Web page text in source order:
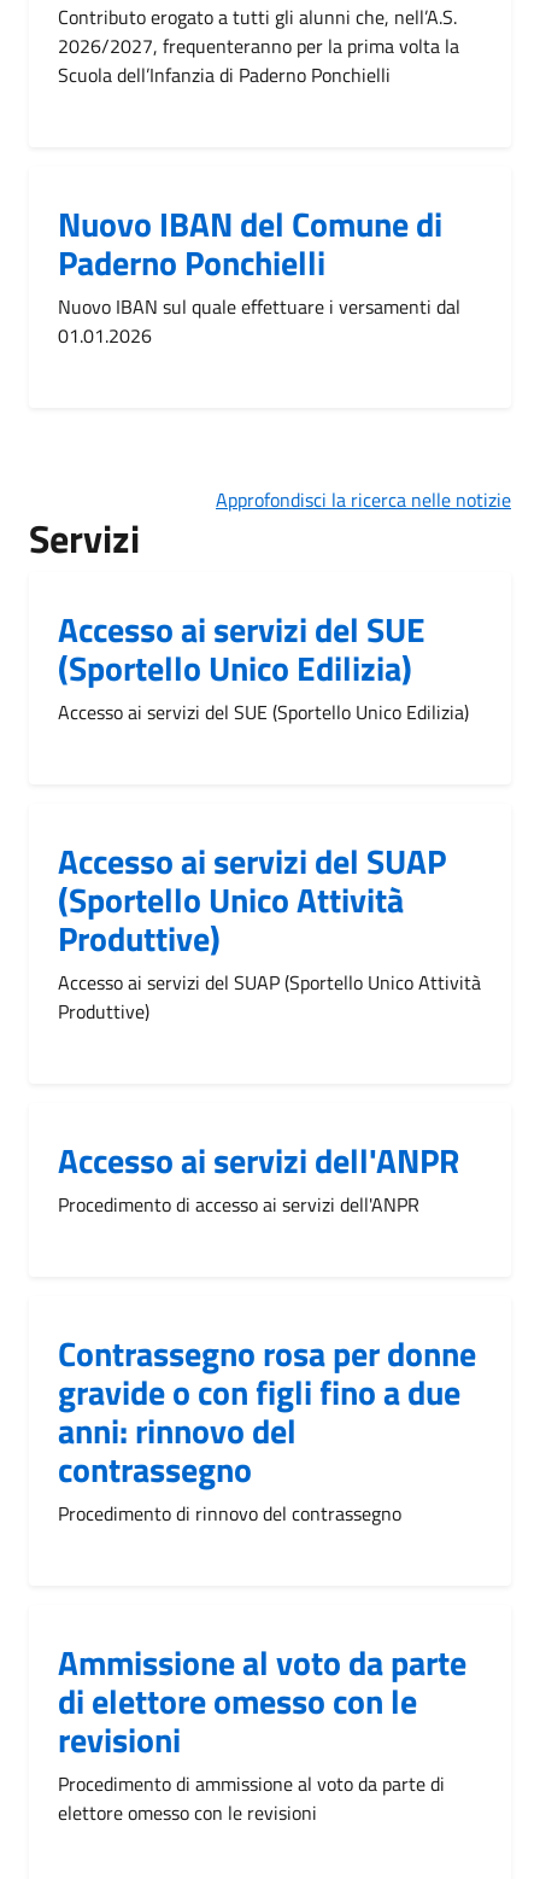
Contributo erogato a tutti gli alunni che, nell’A.S.
2026/2027, frequenteranno per la prima volta la
Scuola dell’Infanzia di Paderno Ponchielli
Nuovo IBAN del Comune di
Paderno Ponchielli
Nuovo IBAN sul quale effettuare i versamenti dal
01.01.2026
Approfondisci la ricerca nelle notizie
Servizi
Accesso ai servizi del SUE
(Sportello Unico Edilizia)
Accesso ai servizi del SUE (Sportello Unico Edilizia)
Accesso ai servizi del SUAP
(Sportello Unico Attività
Produttive)
Accesso ai servizi del SUAP (Sportello Unico Attività
Produttive)
Accesso ai servizi dell'ANPR
Procedimento di accesso ai servizi dell'ANPR
Contrassegno rosa per donne
gravide o con figli fino a due
anni: rinnovo del
contrassegno
Procedimento di rinnovo del contrassegno
Ammissione al voto da parte
di elettore omesso con le
revisioni
Procedimento di ammissione al voto da parte di
elettore omesso con le revisioni